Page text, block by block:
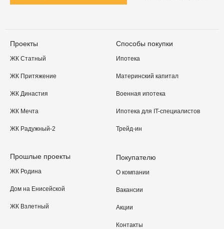
Проекты
ЖК Статный
ЖК Притяжение
ЖК Династия
ЖК Мечта
ЖК Радужный-2
Прошлые проекты
ЖК Родина
Дом на Енисейской
ЖК Взлетный
Способы покупки
Ипотека
Материнский капитал
Военная ипотека
Ипотека для IT-специалистов
Трейд-ин
Покупателю
О компании
Вакансии
Акции
Контакты